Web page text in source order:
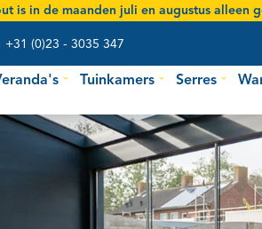
is in de maanden juli en augustusalleen
+31 (0)23 - 3035 347
Tuinkamers Serres